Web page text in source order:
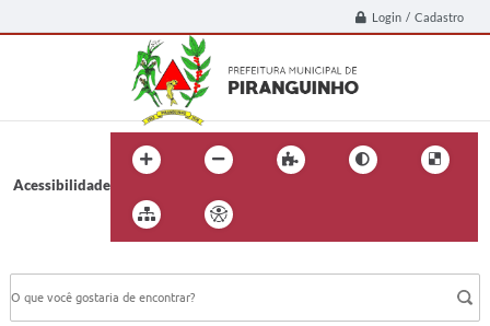
Login / Cadastro
Acessibilidade